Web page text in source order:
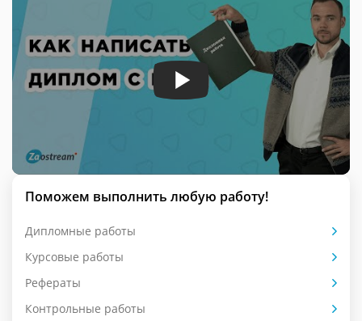
Поможем выполнить любую работу!
Дипломные работы
Курсовые работы
Рефераты
Контрольные работы